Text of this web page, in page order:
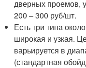
дверных проемов,
200 – 300 руб/шт.
Есть три типа
широкая и узкая.
варьируется в
(стандартная